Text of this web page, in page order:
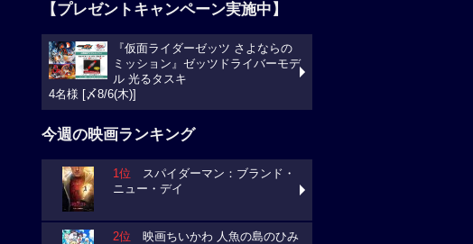
【プレゼントキャンペーン実施中】
『仮面ライダーゼッツ さよならの
ミッション』ゼッツドライバーモデ
ル 光るタスキ
4名様 [〆8/6(木)]
今週の映画ランキング
1位 スパイダーマン：ブランド・
ニュー・デイ
2位 映画ちいかわ 人魚の島のひみ